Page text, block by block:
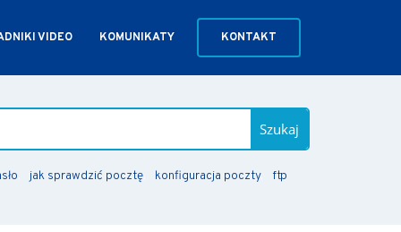
VIDEO KOMUNIKATY KONTAKT
Szukaj
jak sprawdzić pocztę konfiguracja poczty ftp